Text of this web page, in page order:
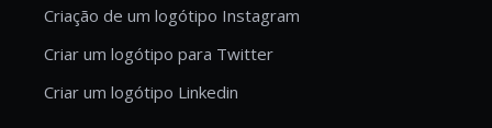
Criação de um logótipo Instagram
Criar um logótipo para Twitter
Criar um logótipo Linkedin